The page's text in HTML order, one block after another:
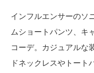
インフルエンサーのソ
ムショートパンツ、キ
コーデ。カジュアルな
ドネックレスやトート